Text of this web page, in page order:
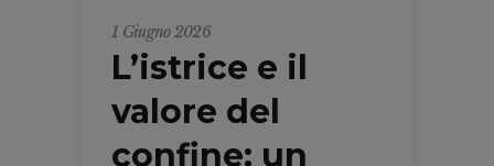
1 Giugno 2026
L’istrice e il
valore del
confine: un